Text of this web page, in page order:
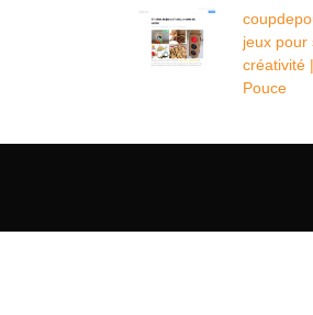
jeux pour
créativité
Pouce